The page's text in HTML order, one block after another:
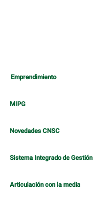
Emprendimiento
MIPG
Novedades CNSC
Sistema Integrado de Gestión
Articulación con la media